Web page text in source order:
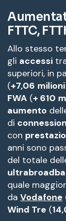
FTTC,
Allo stesso
gli accessi
superiori, in
(+7,06 milioni
FWA (+ 610
aumento
di
con
anni sono
del totale
quale
da Vodafone
Wind Tre (